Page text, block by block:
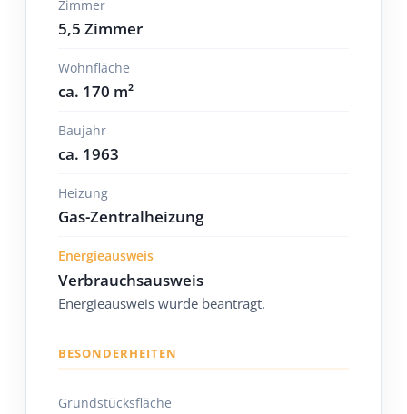
Zimmer
5,5 Zimmer
Wohnfläche
ca. 170 m²
Baujahr
ca. 1963
Heizung
Gas-Zentralheizung
Energieausweis
Verbrauchsausweis
Energieausweis wurde beantragt.
BESONDERHEITEN
Grundstücksfläche